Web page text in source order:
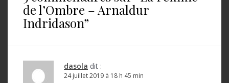
de l’Ombre – Arnaldur
Indridason”
dasola dit :
24 juillet 2019 à 18 h 45 min